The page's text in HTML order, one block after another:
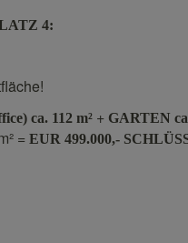
4:
ca. 112 m² + GARTEN
= EUR 499.000,-